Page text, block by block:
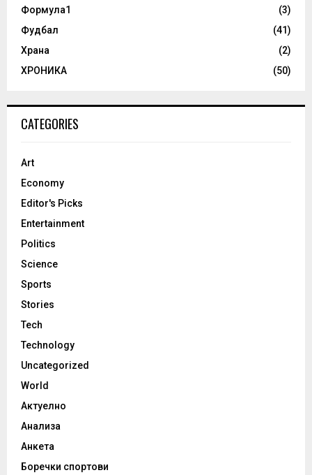
Формула1
(3)
Фудбал
(41)
Храна
(2)
ХРОНИКА
(50)
CATEGORIES
Art
Economy
Editor's Picks
Entertainment
Politics
Science
Sports
Stories
Tech
Technology
Uncategorized
World
Актуелно
Анализа
Анкета
Боречки спортови